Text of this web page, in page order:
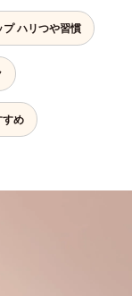
ハリつや習慣
め